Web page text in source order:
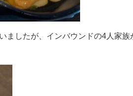
ましたが、インバウンドの4人家族